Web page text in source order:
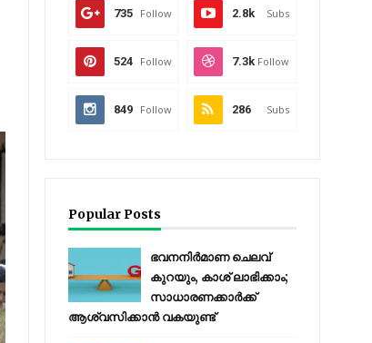
735 Follow 2.8k Subs
524 Follow 7.3k Follow
849 Follow 286 Subs
Popular Posts
ഭവനനിർമാണ ചെലവ്
കുറയും, കാശ് ലാഭിക്കാം;
സാധാരണക്കാർക്ക്
ആശ്വസിക്കാൻ വകയുണ്ട്